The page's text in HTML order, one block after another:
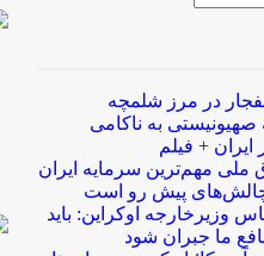
در مرز شلمچه
صهیونیستی به ناکامی
ایران + فیلم
ملی مهم‌ترین سرمایه ایران
چالش‌های پیش رو است
وزیرخارجه اوکراین: باید
ما جبران شود